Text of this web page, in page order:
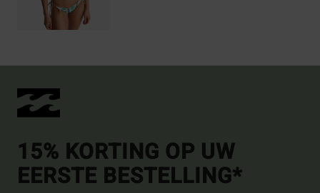
15% KORTING OP UW
EERSTE BESTELLING*